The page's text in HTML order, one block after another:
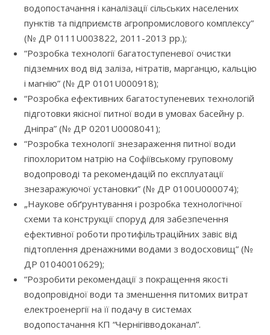
водопостачання і каналізації сільських населених
пунктів та підприємств агропромислового комплексу”
(№ ДР 0111U003822, 2011-2013 рр.);
“Розробка технології багатоступеневої очистки
підземних вод від заліза, нітратів, марганцю, кальцію
і магнію” (№ ДР 0101U000918);
“Розробка ефективних багатоступеневих технологій
підготовки якісної питної води в умовах басейну р.
Дніпра” (№ ДР 0201U0008041);
“Розробка технології знезараження питної води
гіпохлоритом натрію на Софіївському груповому
водопроводі та рекомендацій по експлуатації
знезаражуючої установки” (№ ДР 0100U000074);
„Наукове обґрунтування і розробка технологічної
схеми та конструкції споруд для забезпечення
ефективної роботи протифільтраційних завіс від
підтоплення дренажними водами з водосховищ” (№
ДР 01040010629);
“Розробити рекомендації з покращення якості
водопровідної води та зменшення питомих витрат
електроенергії на її подачу в системах
водопостачання КП “Чернігівводоканал”.